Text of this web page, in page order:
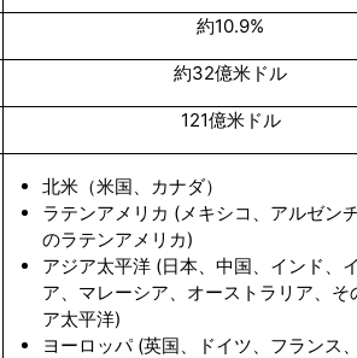
約10.9%
約32億米ドル
121億米ドル
北米（米国、カナダ）
ラテンアメリカ (メキシコ、アルゼン
のラテンアメリカ)
アジア太平洋 (日本、中国、インド、
ア、マレーシア、オーストラリア、そ
ア太平洋)
ヨーロッパ (英国、ドイツ、フランス